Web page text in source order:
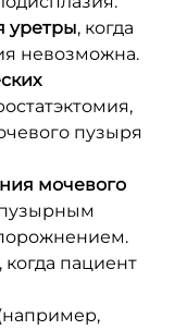
уретры, когда
невозможна.
пузыря
мочевого
, когда пациент